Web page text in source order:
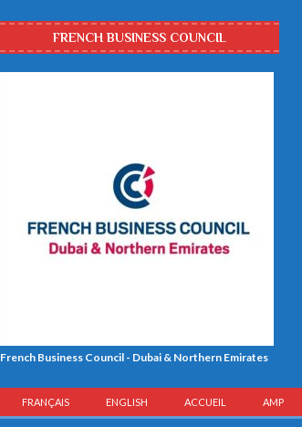
FRENCH BUSINESS COUNCIL
French Business Council - Dubai & Northern Emirates
FRANÇAIS ENGLISH ACCUEIL AMP